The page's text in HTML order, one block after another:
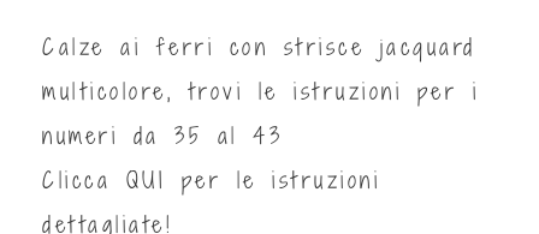
Calze ai ferri con strisce jacquard
multicolore, trovi le istruzioni per i
numeri da 35 al 43
Clicca QUI
per le istruzioni
dettagliate!